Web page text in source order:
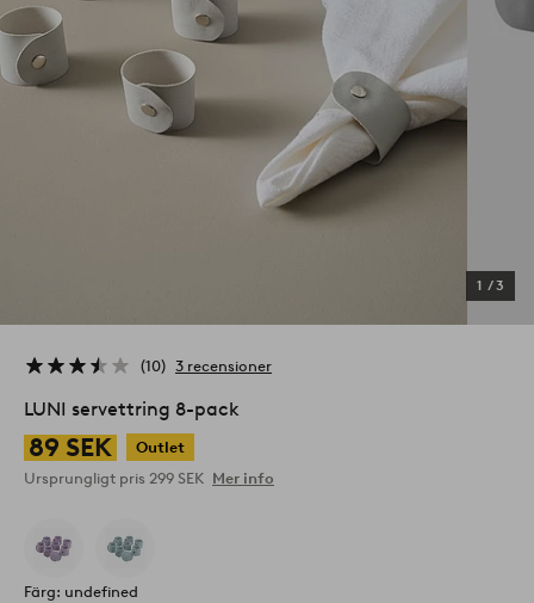
1 /3
10 3 recensioner
LUNI servettring 8-pack
89 SEK
Outlet
Ursprungligt pris 299 SEK Mer info
Färg: undefined